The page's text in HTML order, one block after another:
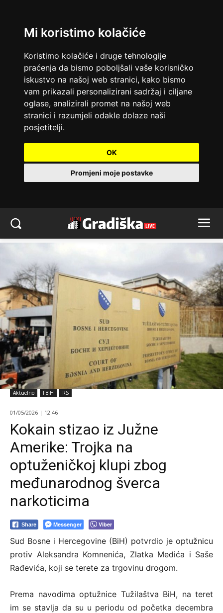
Mi koristimo kolačiće
Koristimo kolačiće i druge tehnologije
praćenja da bismo poboljšali vaše korisničko
iskustvo na našoj web stranici, kako bismo
vam prikazali personalizirani sadržaj i ciljane
oglase, analizirali promet na našoj web
stranici i razumjeli odakle dolaze naši
posjetitelji.
OK
Promjeni moje postavke
Aktuelno FBiH RS
01/05/2026 | 12:46
Kokain stizao iz Južne
Amerike: Trojka na
optuženičkoj klupi zbog
međunarodnog šverca
narkoticima
Share Messenger Viber
Sud Bosne i Hercegovine (BiH) potvrdio je optužnicu
protiv Aleksandra Komnenića, Zlatka Medića i Saše
Rađevića, koji se terete za trgovinu drogom.
Prema navodima optužnice Tužilaštva BiH, na teret
im se stavlja da su u periodu od početka decembra